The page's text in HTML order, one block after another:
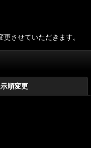
させていただきます。
順変更